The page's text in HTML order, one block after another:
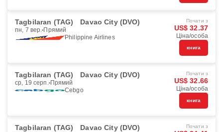
Tagbilaran (TAG) Davao City (DVO)
пн, 7 вер. Прямий
Philippine Airlines
Почати з
US$ 32.37
Ціна/особа
книга
Tagbilaran (TAG) Davao City (DVO)
ср, 19 серп. Прямий
Cebgo
Почати з
US$ 32.66
Ціна/особа
книга
Tagbilaran (TAG) Davao City (DVO) Почати з